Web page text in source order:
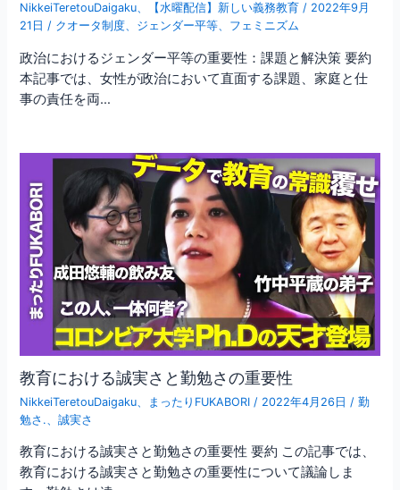
NikkeiTeretouDaigaku、 【水曜配信】新しい義務教育 / 2022年9月
21日 / クオータ制度、 ジェンダー平等、 フェミニズム
政治におけるジェンダー平等の重要性：課題と解決策 要約
本記事では、女性が政治において直面する課題、家庭と仕
事の責任を両…
教育における誠実さと勤勉さの重要性
NikkeiTeretouDaigaku まったりFUKABORI / 2022年4月26日 /勤
勉さ. 、誠実さ
教育における誠実さと勤勉さの重要性 要約 この記事では、
教育における誠実さと勤勉さの重要性について議論しま